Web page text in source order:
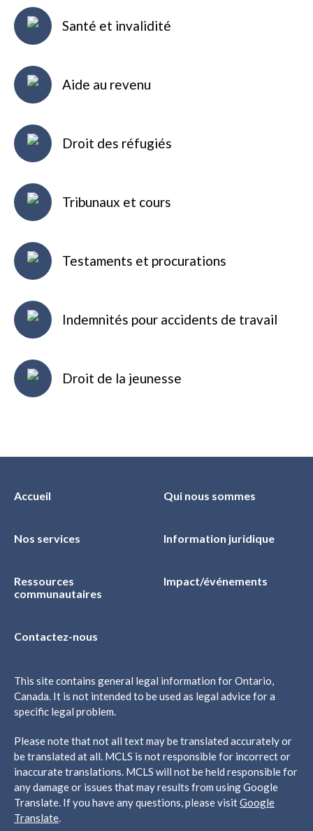
Santé et invalidité
Aide au revenu
Droit des réfugiés
Tribunaux et cours
Testaments et procurations
Indemnités pour accidents de travail
Droit de la jeunesse
Accueil Qui nous sommes
Nos services Information juridique
Ressources
communautaires
Impact/événements
Contactez-nous
This site contains general legal information for Ontario,
Canada. It is not intended to be used as legal advice for a
specific legal problem.
Please note that not all text may be translated accurately or
be translated at all. MCLS is not responsible for incorrect or
inaccurate translations. MCLS will not be held responsible for
any damage or issues that may results from using Google
Translate. If you have any questions, please visitGoogle
Translate.